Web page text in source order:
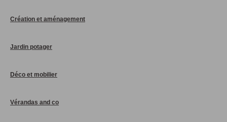
Création et aménagement
Jardin potager
Déco et mobilier
Vérandas and co